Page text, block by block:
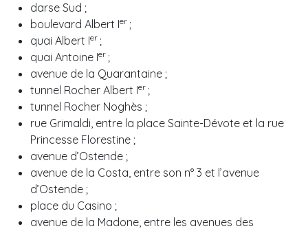
darse Sud ;
boulevard Albert Ier ;
quai Albert Ier ;
quai Antoine Ier ;
avenue de la Quarantaine ;
tunnel Rocher Albert Ier ;
tunnel Rocher Noghès ;
rue Grimaldi, entre la place Sainte-Dévote et la rue
Princesse Florestine ;
avenue d’Ostende ;
avenue de la Costa, entre son n° 3 et l’avenue
d’Ostende ;
place du Casino ;
avenue de la Madone, entre les avenues des